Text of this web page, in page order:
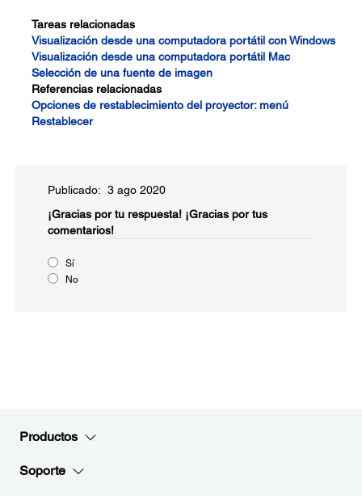
Tareas relacionadas
Visualización desde una computadora portátil con Windows
Visualización desde una computadora portátil Mac
Selección de una fuente de imagen
Referencias relacionadas
Opciones de restablecimiento del proyector: menú
Restablecer
Publicado: 3 ago 2020
¡Gracias por tu respuesta! ¡Gracias por tus
comentarios!
Sí
No
Productos
Soporte